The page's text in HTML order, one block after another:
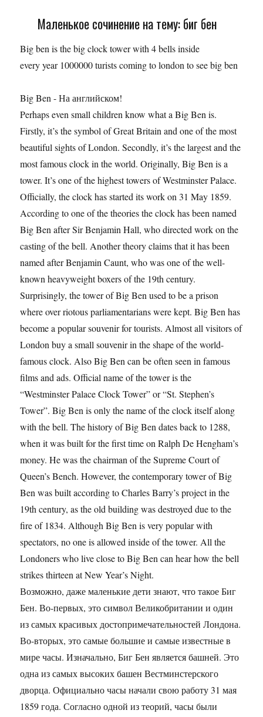
Маленькое сочинение на тему: биг бен
Big ben is the big clock tower with 4 bells inside
every year 1000000 turists coming to london to see big ben
Big Ben - На английском!
Perhaps even small children know what a Big Ben is.
Firstly, it’s the symbol of Great Britain and one of the most
beautiful sights of London. Secondly, it’s the largest and the
most famous clock in the world. Originally, Big Ben is a
tower. It’s one of the highest towers of Westminster Palace.
Officially, the clock has started its work on 31 May 1859.
According to one of the theories the clock has been named
Big Ben after Sir Benjamin Hall, who directed work on the
casting of the bell. Another theory claims that it has been
named after Benjamin Caunt, who was one of the well-
known heavyweight boxers of the 19th century.
Surprisingly, the tower of Big Ben used to be a prison
where over riotous parliamentarians were kept. Big Ben has
become a popular souvenir for tourists. Almost all visitors of
London buy a small souvenir in the shape of the world-
famous clock. Also Big Ben can be often seen in famous
films and ads. Official name of the tower is the
“Westminster Palace Clock Tower” or “St. Stephen’s
Tower”. Big Ben is only the name of the clock itself along
with the bell. The history of Big Ben dates back to 1288,
when it was built for the first time on Ralph De Hengham’s
money. He was the chairman of the Supreme Court of
Queen’s Bench. However, the contemporary tower of Big
Ben was built according to Charles Barry’s project in the
19th century, as the old building was destroyed due to the
fire of 1834. Although Big Ben is very popular with
spectators, no one is allowed inside of the tower. All the
Londoners who live close to Big Ben can hear how the bell
strikes thirteen at New Year’s Night.
Возможно, даже маленькие дети знают, что такое Биг
Бен. Во-первых, это символ Великобритании и один
из самых красивых достопримечательностей Лондона.
Во-вторых, это самые большие и самые известные в
мире часы. Изначально, Биг Бен является башней. Это
одна из самых высоких башен Вестминстерского
дворца. Официально часы начали свою работу 31 мая
1859 года. Согласно одной из теорий, часы были